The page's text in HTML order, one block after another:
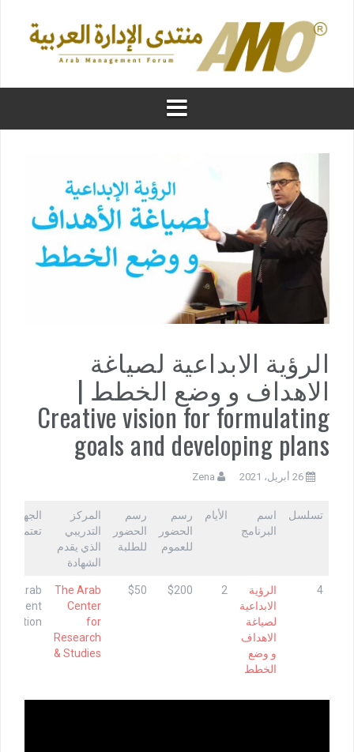
الرؤية الابداعية لصياغة
الاهداف و وضع الخطط |
Creative vision for formulating
goals and developing plans
26 أبريل، 2021 Zena
تسلسل
اسم
البرنامج
الأيام
رسم
الحضور
للعموم
رسم
الحضور
للطلبة
المركز
التدريبي
الذي يقدم
الشهادة
الجهة
تعتمد
4
الرؤية
الابداعية
لصياغة
الاهداف
و وضع
الخطط
2
$200
$50
The Arab
Center
for
Research
& Studies
Arab